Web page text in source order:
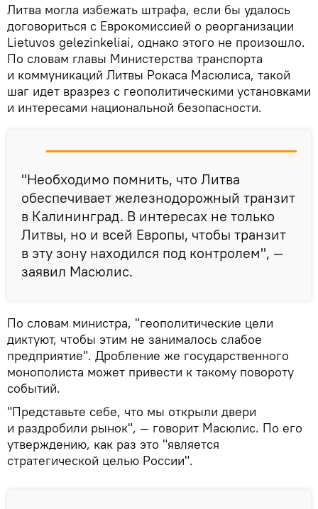
Литва могла избежать штрафа, если бы удалось
договориться с Еврокомиссией о реорганизации
Lietuvos gelezinkeliai, однако этого не произошло.
По словам главы Министерства транспорта
и коммуникаций Литвы Рокаса Масюлиса, такой
шаг идет вразрез с геополитическими установками
и интересами национальной безопасности.
"Необходимо помнить, что Литва
обеспечивает железнодорожный транзит
в Калининград. В интересах не только
Литвы, но и всей Европы, чтобы транзит
в эту зону находился под контролем", —
заявил Масюлис.
По словам министра, "геополитические цели
диктуют, чтобы этим не занималось слабое
предприятие". Дробление же государственного
монополиста может привести к такому повороту
событий.
"Представьте себе, что мы открыли двери
и раздробили рынок", — говорит Масюлис. По его
утверждению, как раз это "является
стратегической целью России".